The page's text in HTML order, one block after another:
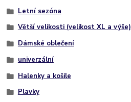
Letní sezóna
Větší velikosti (velikost XL a výše)
Dámské oblečení
univerzální
Halenky a košile
Plavky